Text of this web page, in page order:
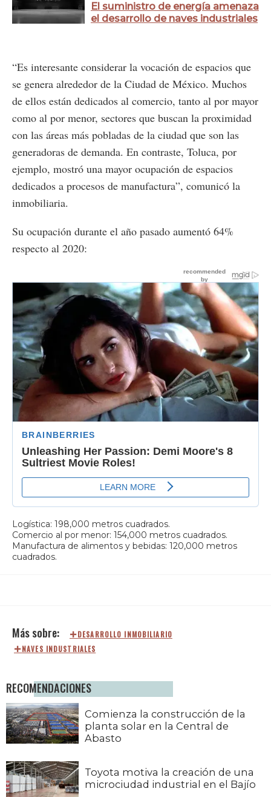
El suministro de energía amenaza
el desarrollo de naves industriales
“Es interesante considerar la vocación de espacios que
se genera alrededor de la Ciudad de México. Muchos
de ellos están dedicados al comercio, tanto al por mayor
como al por menor, sectores que buscan la proximidad
con las áreas más pobladas de la ciudad que son las
generadoras de demanda. En contraste, Toluca, por
ejemplo, mostró una mayor ocupación de espacios
dedicados a procesos de manufactura”, comunicó la
inmobiliaria.
Su ocupación durante el año pasado aumentó 64%
respecto al 2020:
Logística: 198,000 metros cuadrados.
Comercio al por menor: 154,000 metros cuadrados.
Manufactura de alimentos y bebidas: 120,000 metros
cuadrados.
DESARROLLO INMOBILIARIO
NAVES INDUSTRIALES
RECOMENDACIONES
Comienza la construcción de la
planta solar en la Central de
Abasto
Toyota motiva la creación de una
microciudad industrial en el Bajío